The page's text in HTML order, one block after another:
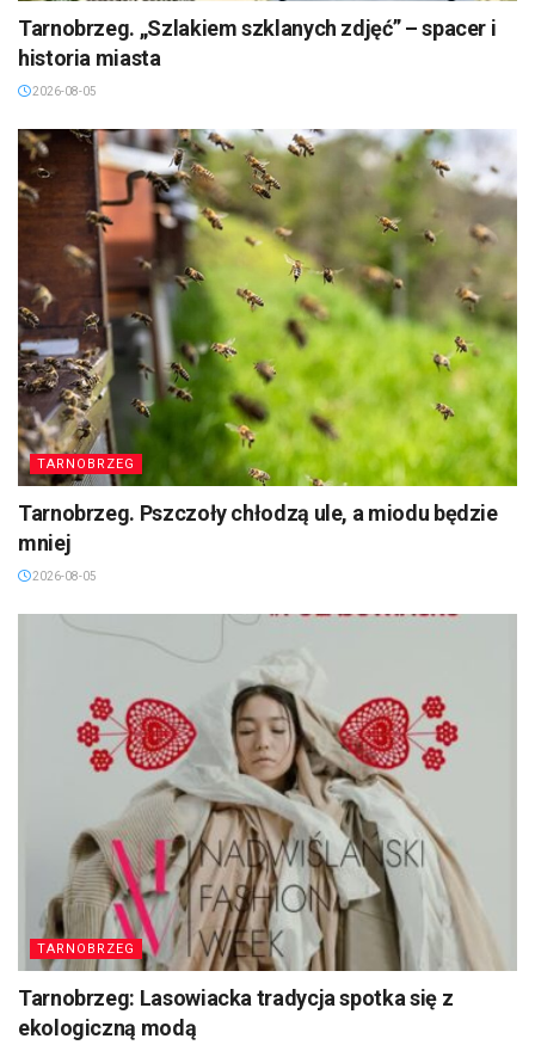
Tarnobrzeg. „Szlakiem szklanych zdjęć” – spacer i
historia miasta
2026-08-05
TARNOBRZEG
Tarnobrzeg. Pszczoły chłodzą ule, a miodu będzie
mniej
2026-08-05
TARNOBRZEG
Tarnobrzeg: Lasowiacka tradycja spotka się z
ekologiczną modą